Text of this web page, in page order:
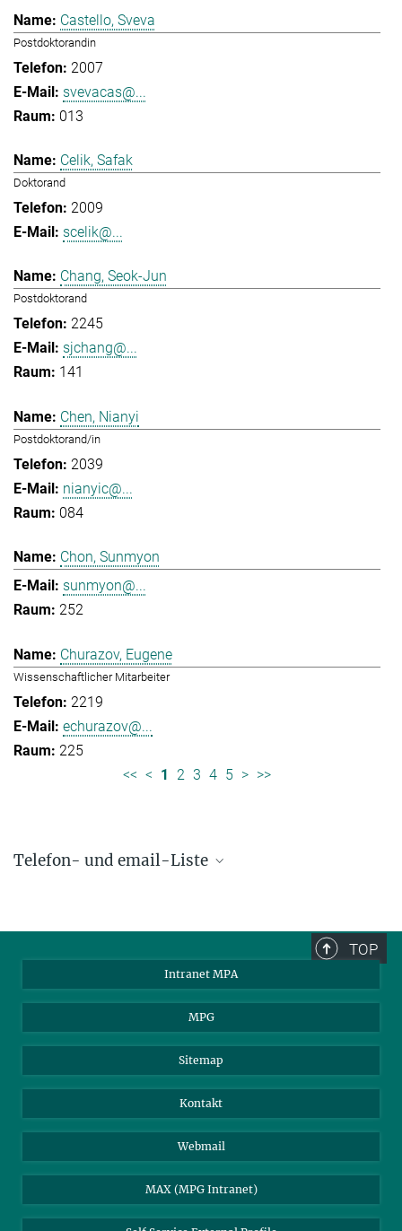
Castello, Sveva
Postdoktorandin
2007
svevacas@...
013
Celik, Safak
Doktorand
2009
scelik@...
Chang, Seok-Jun
Postdoktorand
2245
sjchang@...
141
Chen, Nianyi
Postdoktorand/in
2039
nianyic@...
084
Chon, Sunmyon
sunmyon@...
252
Churazov, Eugene
Wissenschaftlicher Mitarbeiter
2219
echurazov@...
225
<< < 1 2 3 4 5 > >>
Telefon- und email-Liste
85748 Garching, Germany
TOP
Intranet MPA
MPG
Sitemap
Kontakt
Webmail
MAX (MPG Intranet)